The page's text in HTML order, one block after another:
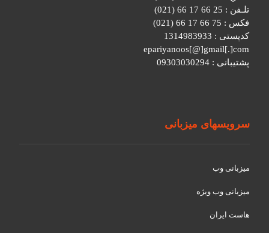
تلـفن : 25 66 17 66 (021)
فکس : 75 66 17 66 (021)
کدپستی : 1314983933
epariyanoos[@]gmail[.]com
پشتیبانی : 09303030294
سرویسهای میزبانی
میزبانی وب
میزبانی وب ویژه
هاست ایران